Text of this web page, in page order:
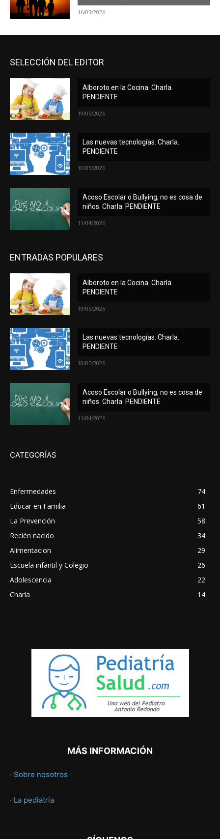
16/03/2026
SELECCIÓN DEL EDITOR
Alboroto en la Cocina. Charla.
PENDIENTE
19/05/2026
Las nuevas tecnologías. Charla.
PENDIENTE
10/05/2026
Acoso Escolar o Bullying, no es cosa de
niños. Charla. PENDIENTE
11/04/2026
ENTRADAS POPULARES
Alboroto en la Cocina. Charla.
PENDIENTE
19/05/2026
Las nuevas tecnologías. Charla.
PENDIENTE
10/05/2026
Acoso Escolar o Bullying, no es cosa de
niños. Charla. PENDIENTE
11/04/2026
CATEGORÍAS
Enfermedades
74
Educar en Familia
61
La Prevención
58
Recién nacido
34
Alimentacion
29
Escuela infantil y Colegio
26
Adolescencia
22
Charla
14
MÁS INFORMACIÓN
· Sobre nosotros
· La pediatría